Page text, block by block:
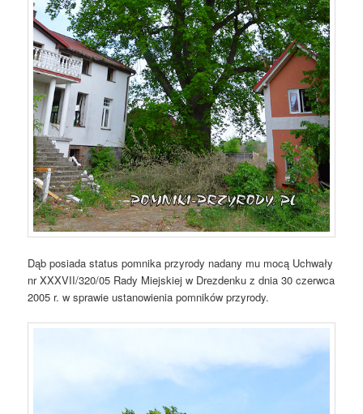
Dąb posiada status pomnika przyrody nadany mu mocą Uchwały
nr XXXVII/320/05 Rady Miejskiej w Drezdenku z dnia 30 czerwca
2005 r. w sprawie ustanowienia pomników przyrody.